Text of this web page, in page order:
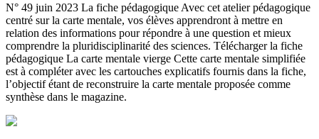
N° 49 juin 2023 La fiche pédagogique Avec cet atelier pédagogique
centré sur la carte mentale, vos élèves apprendront à mettre en
relation des informations pour répondre à une question et mieux
comprendre la pluridisciplinarité des sciences. Télécharger la fiche
pédagogique La carte mentale vierge Cette carte mentale simplifiée
est à compléter avec les cartouches explicatifs fournis dans la fiche,
l’objectif étant de reconstruire la carte mentale proposée comme
synthèse dans le magazine.